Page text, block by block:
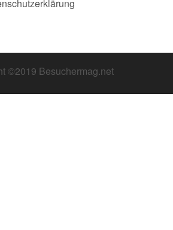
©2019 Besuchermag.net